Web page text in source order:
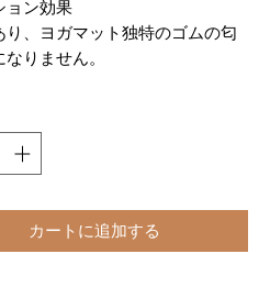
ョン効果
り、ヨガマット独特のゴムの匂
りません。
カートに追加する